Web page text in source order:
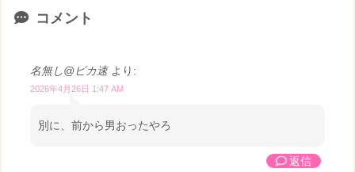
コメント
名無し@ピカ速 より:
2026年4月26日 1:47 AM
別に、前から男おったやろ
返信